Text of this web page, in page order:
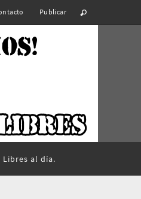
Publicar
Libres al día.